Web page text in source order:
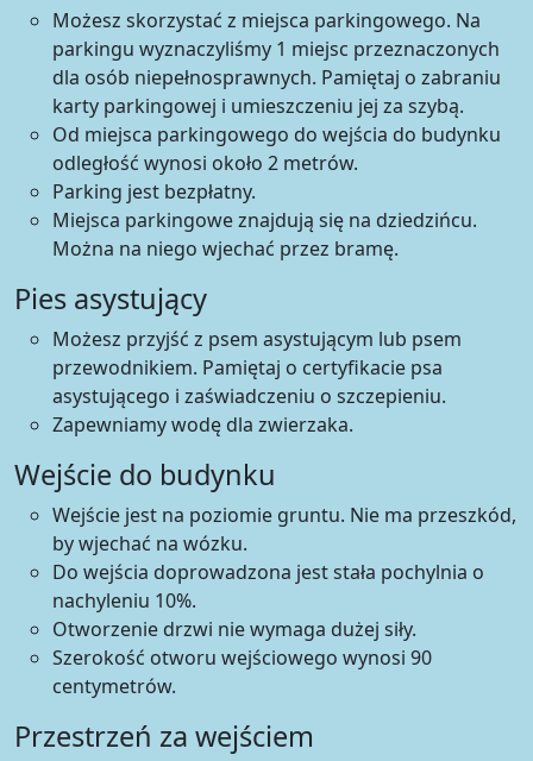
Możesz skorzystać z miejsca parkingowego. Na
parkingu wyznaczyliśmy 1 miejsc przeznaczonych
dla osób niepełnosprawnych. Pamiętaj o zabraniu
karty parkingowej i umieszczeniu jej za szybą.
Od miejsca parkingowego do wejścia do budynku
odległość wynosi około 2 metrów.
Parking jest bezpłatny.
Miejsca parkingowe znajdują się na dziedzińcu.
Można na niego wjechać przez bramę.
Pies asystujący
Możesz przyjść z psem asystującym lub psem
przewodnikiem. Pamiętaj o certyfikacie psa
asystującego i zaświadczeniu o szczepieniu.
Zapewniamy wodę dla zwierzaka.
Wejście do budynku
Wejście jest na poziomie gruntu. Nie ma przeszkód,
by wjechać na wózku.
Do wejścia doprowadzona jest stała pochylnia o
nachyleniu 10%.
Otworzenie drzwi nie wymaga dużej siły.
Szerokość otworu wejściowego wynosi 90
centymetrów.
Przestrzeń za wejściem